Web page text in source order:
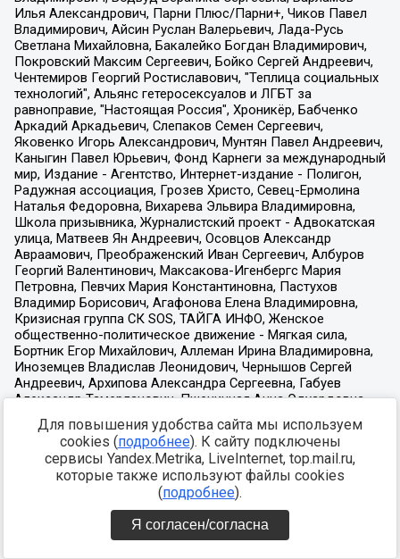
Для повышения удобства сайта мы используем
cookies (подробнее). К сайту подключены
сервисы Yandex.Metrika, LiveInternet, top.mail.ru,
которые также используют файлы cookies
(подробнее).
Я согласен/согласна